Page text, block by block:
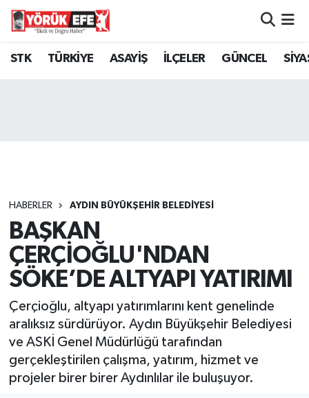
STK TÜRKİYE ASAYİŞ İLÇELER GÜNCEL
HABERLER AYDIN BÜYÜKŞEHİR BELEDİYESİ
BAŞKAN
ÇERÇİOĞLU'NDAN
SÖKE’DE ALTYAPI YATIRIMI
Çerçioğlu, altyapı yatırımlarını kent genelinde
aralıksız sürdürüyor. Aydın Büyükşehir Belediyesi
ve ASKİ Genel Müdürlüğü tarafından
gerçekleştirilen çalışma, yatırım, hizmet ve
projeler birer birer Aydınlılar ile buluşuyor.
Aydın Nöbetçi Eczaneler
Tüm Manşetler
Son Dakika Haberleri
Haber Arşivi